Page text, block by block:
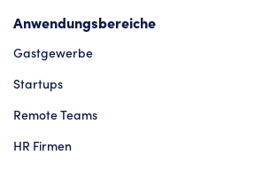
Anwendungsbereiche
Gastgewerbe
Startups
Remote Teams
HR Firmen